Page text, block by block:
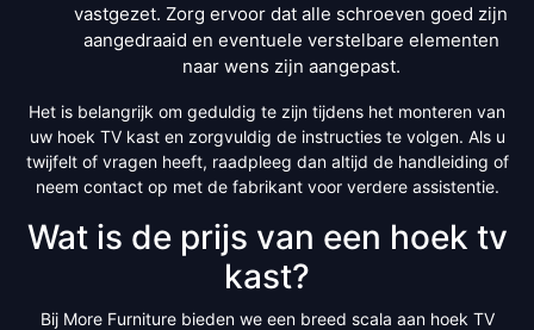
vastgezet. Zorg ervoor dat alle schroeven goed zijn
aangedraaid en eventuele verstelbare elementen
naar wens zijn aangepast.
Het is belangrijk om geduldig te zijn tijdens het monteren van
uw hoek TV kast en zorgvuldig de instructies te volgen. Als u
twijfelt of vragen heeft, raadpleeg dan altijd de handleiding of
neem contact op met de fabrikant voor verdere assistentie.
Wat is de prijs van een hoek tv
kast?
Bij More Furniture bieden we een breed scala aan hoek TV